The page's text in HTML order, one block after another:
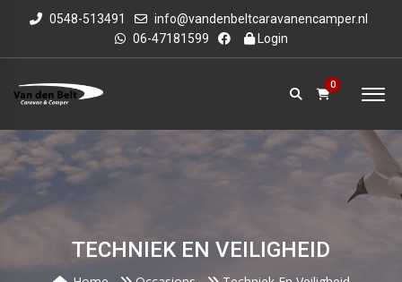
0548-513491
info@vandenbeltcaravanencamper.nl
06-47181599
Login
0
TECHNIEK EN VEILIGHEID